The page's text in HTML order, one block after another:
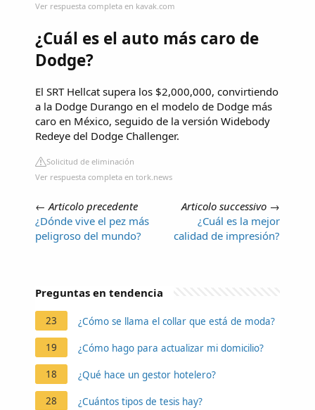
Ver respuesta completa en kavak.com
¿Cuál es el auto más caro de
Dodge?
El SRT Hellcat supera los $2,000,000, convirtiendo
a la Dodge Durango en el modelo de Dodge más
caro en México, seguido de la versión Widebody
Redeye del Dodge Challenger.
Solicitud de eliminación
Ver respuesta completa en tork.news
← Articolo precedente
¿Dónde vive el pez más
peligroso del mundo?
Articolo successivo →
¿Cuál es la mejor
calidad de impresión?
Preguntas en tendencia
23 ¿Cómo se llama el collar que está de moda?
19 ¿Cómo hago para actualizar mi domicilio?
18 ¿Qué hace un gestor hotelero?
28 ¿Cuántos tipos de tesis hay?